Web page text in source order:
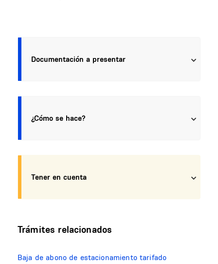
Documentación a presentar
¿Cómo se hace?
Tener en cuenta
Trámites relacionados
Baja de abono de estacionamiento tarifado